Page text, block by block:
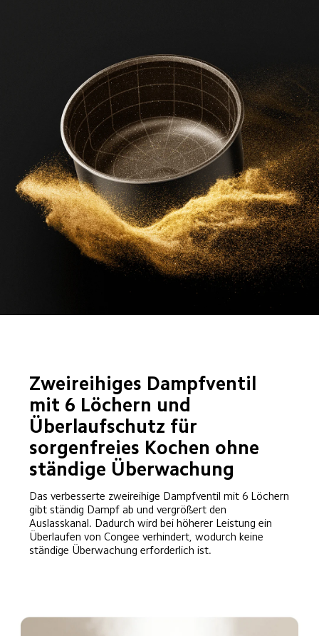
Zweireihiges Dampfventil
mit 6 Löchern und
Überlaufschutz für
sorgenfreies Kochen ohne
ständige Überwachung
Das verbesserte zweireihige Dampfventil mit 6 Löchern
gibt ständig Dampf ab und vergrößert den
Auslasskanal. Dadurch wird bei höherer Leistung ein
Überlaufen von Congee verhindert, wodurch keine
ständige Überwachung erforderlich ist.